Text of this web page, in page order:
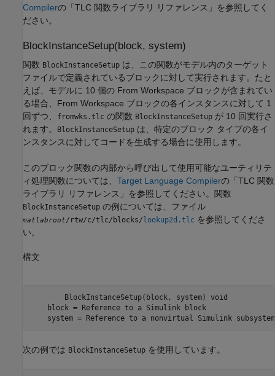
Compilerの「TLC 関数ライブラリ リファレンス」を参照してく
ださい。
BlockInstanceSetup(block, system)
関数 BlockInstanceSetup は、この関数がモデル内のターゲット
ファイルで定義されているブロックに対して実行されます。たと
えば、モデルに 10 個の From Workspace ブロックが含まれてい
る場合、From Workspace ブロックの各インスタンスに対して 1
回ずつ、
fromwks.tlc の関数 BlockInstanceSetup が 10 回実行さ
れます。
BlockInstanceSetup は、特定のブロック タイプの各イ
ンスタンスに対してコードを生成する場合に使用します。
このブロック関数の内部から呼び出して使用可能なユーティリテ
ィ処理関数については、 Target Language Compilerの「TLC 関数
ライブラリ リファレンス」を参照してください。関数
BlockInstanceSetup の例については、ファイル
matlabroot/rtw/c/tlc/blocks/ lookup2d.tlc を参照してくださ
い。
構文
    block = Reference to a Simulink block
    system = Reference to a nonvirtual Simulink subsystem
次の例では BlockInstanceSetup を使用しています。